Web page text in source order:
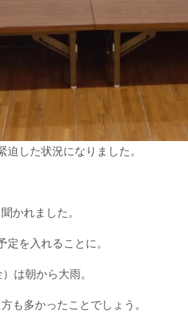
した状況になりました。
かれました。
を入れることに。
は朝から大雨。
も多かったことでしょう。